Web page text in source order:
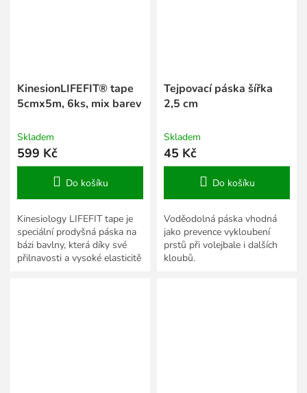
KinesionLIFEFIT® tape
5cmx5m, 6ks, mix barev
Skladem
599 Kč
Do košíku
Kinesiology LIFEFIT tape je
speciální prodyšná páska na
bázi bavlny, která díky své
přilnavosti a vysoké elasticitě
Tejpovací páska šířka
2,5 cm
Skladem
45 Kč
Do košíku
Voděodolná páska vhodná
jako prevence vykloubení
prstů při volejbale i dalších
kloubů.